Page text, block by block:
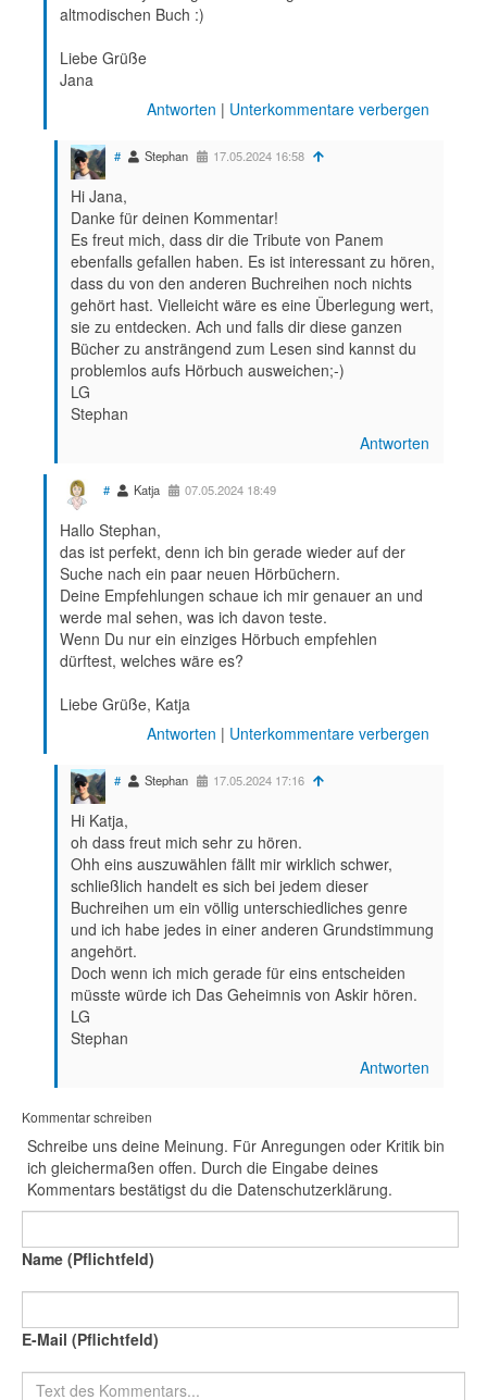
altmodischen Buch :)
Liebe Grüße
Jana
Antworten | Unterkommentare verbergen
# Stephan 17.05.2024 16:58
Hi Jana,
Danke für deinen Kommentar!
Es freut mich, dass dir die Tribute von Panem
ebenfalls gefallen haben. Es ist interessant zu hören,
dass du von den anderen Buchreihen noch nichts
gehört hast. Vielleicht wäre es eine Überlegung wert,
sie zu entdecken. Ach und falls dir diese ganzen
Bücher zu ansträngend zum Lesen sind kannst du
problemlos aufs Hörbuch ausweichen;-)
LG
Stephan
Antworten
# Katja 07.05.2024 18:49
Hallo Stephan,
das ist perfekt, denn ich bin gerade wieder auf der
Suche nach ein paar neuen Hörbüchern.
Deine Empfehlungen schaue ich mir genauer an und
werde mal sehen, was ich davon teste.
Wenn Du nur ein einziges Hörbuch empfehlen
dürftest, welches wäre es?
Liebe Grüße, Katja
Antworten | Unterkommentare verbergen
# Stephan 17.05.2024 17:16
Hi Katja,
oh dass freut mich sehr zu hören.
Ohh eins auszuwählen fällt mir wirklich schwer,
schließlich handelt es sich bei jedem dieser
Buchreihen um ein völlig unterschiedliches genre
und ich habe jedes in einer anderen Grundstimmung
angehört.
Doch wenn ich mich gerade für eins entscheiden
müsste würde ich Das Geheimnis von Askir hören.
LG
Stephan
Antworten
Kommentar schreiben
Schreibe uns deine Meinung. Für Anregungen oder Kritik bin
ich gleichermaßen offen. Durch die Eingabe deines
Kommentars bestätigst du die Datenschutzerklärung.
Name (Pflichtfeld)
E-Mail (Pflichtfeld)
Text des Kommentars